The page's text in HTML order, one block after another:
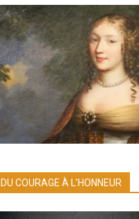
DU COURAGE À L’HONNEUR